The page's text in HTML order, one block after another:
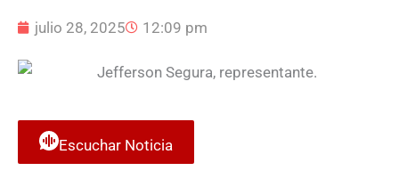
julio 28, 2025 12:09 pm
Escuchar Noticia